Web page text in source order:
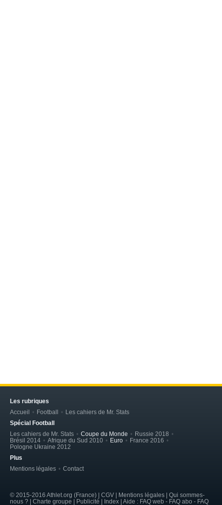
Les rubriques
Accueil
Football
Les cahiers de Mr. Stats
Spécial Football
Les cahiers de Mr. Stats
Coupe du Monde
Russie 2018
Brésil 2014
Afrique du Sud 2010 Euro
France 2016
Pologne Ukraine 2012
Plus
Mentions légales
Contact
© 2015-2016 Athlet.org (France) | CGV | Mentions légales | Qui sommes-
nous ? | Charte groupe | Publicité | Index | Aide : FAQ web - FAQ abo - FAQ